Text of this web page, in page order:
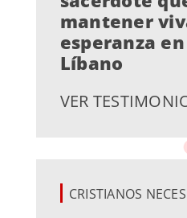
mantener
esperanza
Líbano
VER
CRISTIANOS